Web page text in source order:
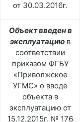
от 30.03.2016г.
Объект введен в
эксплуатацию в
соответствии
приказом ФГБУ
«Приволжское
УГМС» о вводе
объекта в
эксплуатацию от
15.12.2015г. № 176